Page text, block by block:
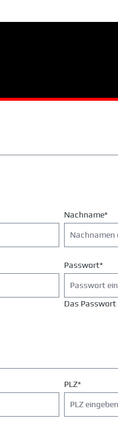
Nachname*
Passwort*
Das Passwort
PLZ*